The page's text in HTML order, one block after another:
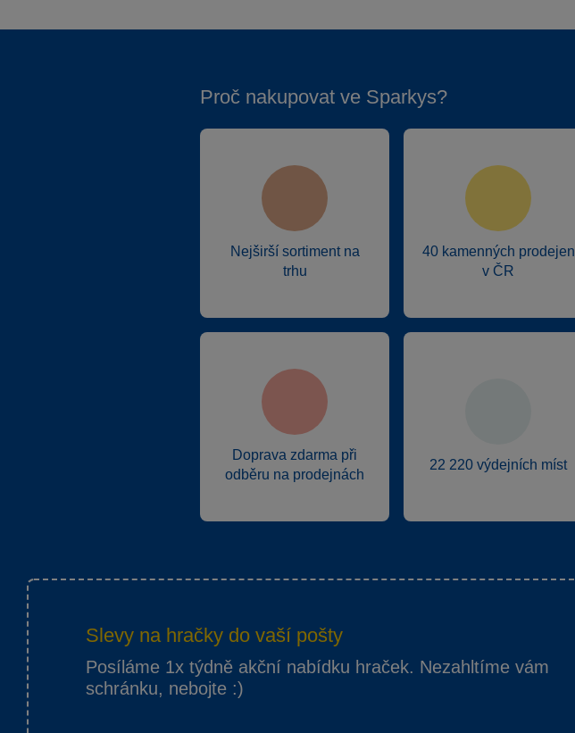
Proč nakupovat ve Sparkys?
Nejširší sortiment na
trhu
40 kamenných prodejen
v ČR
Doprava zdarma při
odběru na prodejnách
22 220 výdejních míst
Slevy na hračky do vaší pošty
Posíláme 1x týdně akční nabídku hraček. Nezahltíme vám
schránku, nebojte :)